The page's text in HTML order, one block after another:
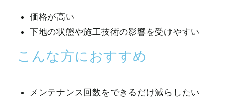
価格が高い
下地の状態や施工技術の影響を受けやすい
こんな方におすすめ
メンテナンス回数をできるだけ減らしたい